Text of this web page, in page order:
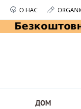
О НАС
ДОМ